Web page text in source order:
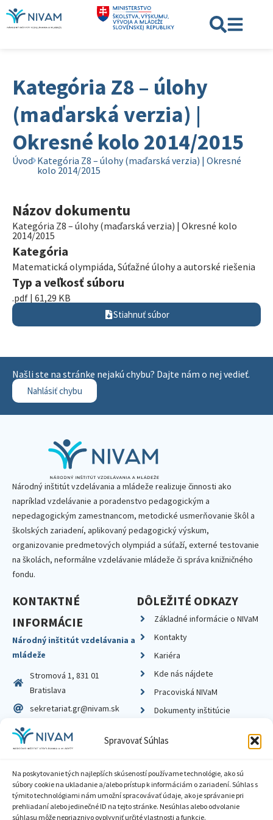
Spravovať Súhlas
Na poskytovanie tých najlepších skúseností používame technológie, ako sú
súbory cookie na ukladanie a/alebo prístup k informáciám o zariadení. Súhlas s
týmito technológiami nám umožní spracovávať údaje, ako je správanie pri
prehliadaní alebo jedinečné ID na tejto stránke. Nesúhlas alebo odvolanie
súhlasu môže nepriaznivo ovplyvniť určité vlastnosti a funkcie.
Kategória Z8 – úlohy
(maďarská verzia) |
Okresné kolo 2014/2015
Úvod Kategória Z8 – úlohy (maďarská verzia) | Okresné
kolo 2014/2015
Názov dokumentu
Kategória Z8 – úlohy (maďarská verzia) | Okresné kolo
2014/2015
Kategória
Matematická olympiáda, Súťažné úlohy a autorské riešenia
Typ a veľkosť súboru
.pdf | 61,29 KB
Stiahnuť súbor
Našli ste na stránke nejakú chybu? Dajte nám o nej vedieť.
Nahlásiť chybu
Národný inštitút vzdelávania a mládeže realizuje činnosti ako
napríklad vzdelávanie a poradenstvo pedagogickým a
nepedagogickým zamestnancom, metodické usmerňovanie škôl a
školských zariadení, aplikovaný pedagogický výskum,
organizovanie predmetových olympiád a súťaží, externé testovanie
na školách, neformálne vzdelávanie mládeže či správa knižničného
fondu.
KONTAKTNÉ
INFORMÁCIE
Národný inštitút vzdelávania a
mládeže
Stromová 1, 831 01
Bratislava
sekretariat.gr@nivam.sk
IČO: 00164348
DIČ: 2020798714
DÔLEŽITÉ ODKAZY
Základné informácie o NIVaM
Kontakty
Kariéra
Kde nás nájdete
Pracoviská NIVaM
Dokumenty inštitúcie
Zásady ochrany súkromia